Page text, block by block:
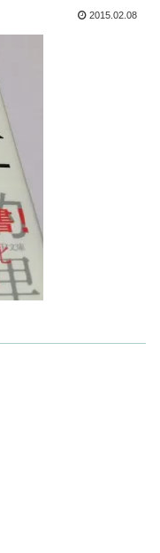
2015.02.08